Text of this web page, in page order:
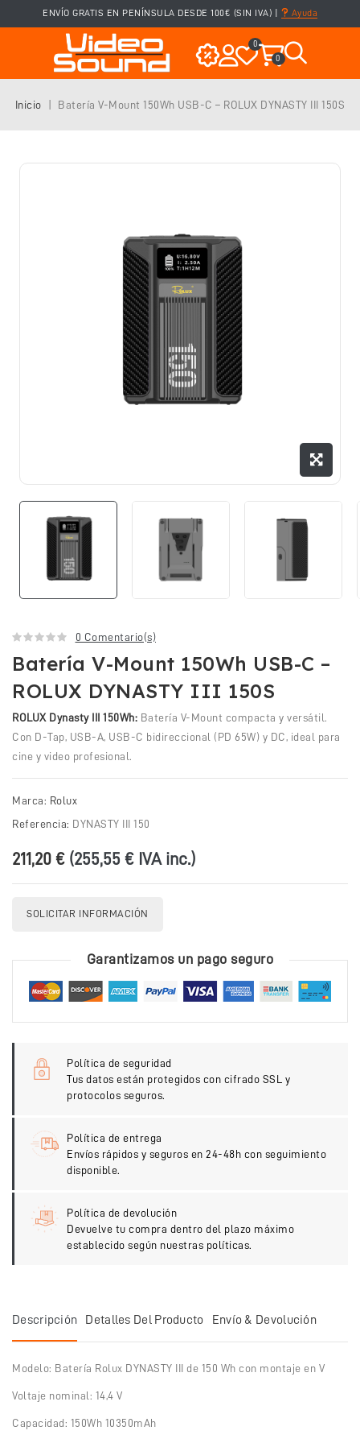
ENVÍO GRATIS EN PENÍNSULA DESDE 100€ (SIN IVA) Ayuda
0
0
Inicio Batería V-Mount 150Wh USB-C – ROLUX DYNASTY III 150S
0 Comentario(s)
Batería V-Mount 150Wh USB-C –
ROLUX DYNASTY III 150S
ROLUX Dynasty III 150Wh: Batería V-Mount compacta y versátil.
Con D-Tap, USB-A, USB-C bidireccional (PD 65W) y DC, ideal para
cine y video profesional.
Marca: Rolux
Referencia: DYNASTY III 150
211,20 € (255,55 € IVA inc.)
SOLICITAR INFORMACIÓN
Garantizamos un pago seguro
Política de seguridad
Tus datos están protegidos con cifrado SSL y
protocolos seguros.
Política de entrega
Envíos rápidos y seguros en 24-48h con seguimiento
disponible.
Política de devolución
Devuelve tu compra dentro del plazo máximo
establecido según nuestras políticas.
Descripción Detalles Del Producto Envío & Devolución
Modelo: Batería Rolux DYNASTY III de 150 Wh con montaje en V
Voltaje nominal: 14,4 V
Capacidad: 150Wh 10350mAh